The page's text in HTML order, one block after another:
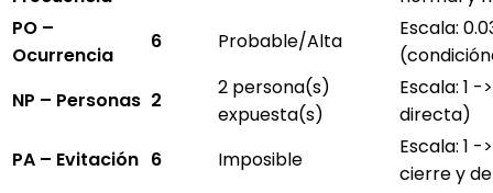
PO –
Ocurrencia
6 Probable/Alta
Escala:
NP – Personas 2
2 persona(s)
expuesta(s)
Escala: 1 -
directa)
PA – Evitación 6 Imposible
Escala: 1 -
cierre y